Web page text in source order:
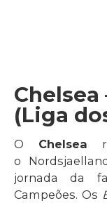
Chelsea
(Liga
O Chelsea
o
jornada da
Campeões. Os